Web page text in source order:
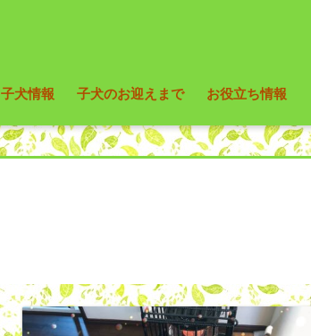
子犬情報 子犬のお迎えまで お役立ち情報